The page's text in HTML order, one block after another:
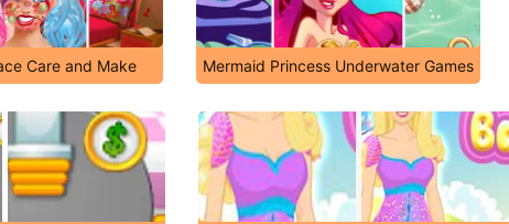
Care and Make Mermaid Princess Underwater Games